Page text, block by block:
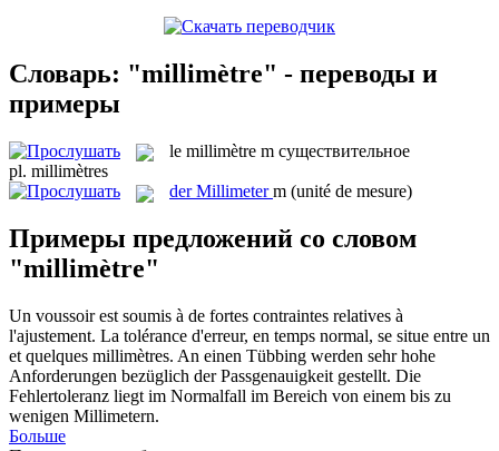
Словарь: "millimètre" - переводы и
примеры
le millimètre m существительное
pl. millimètres
derMillimeter m (unité de mesure)
Примеры предложений со словом
"millimètre"
Un voussoir est soumis à de fortes contraintes relatives à
l'ajustement. La tolérance d'erreur, en temps normal, se situe entre un
et quelques millimètres. An einen Tübbing werden sehr hohe
Anforderungen bezüglich der Passgenauigkeit gestellt. Die
Fehlertoleranz liegt im Normalfall im Bereich von einem bis zu
wenigen Millimetern.
Больше